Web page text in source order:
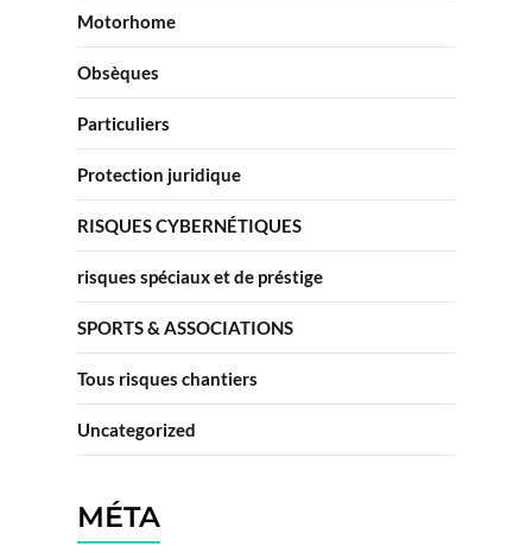
Motorhome
Obsèques
Particuliers
Protection juridique
RISQUES CYBERNÉTIQUES
risques spéciaux et de préstige
SPORTS & ASSOCIATIONS
Tous risques chantiers
Uncategorized
MÉTA